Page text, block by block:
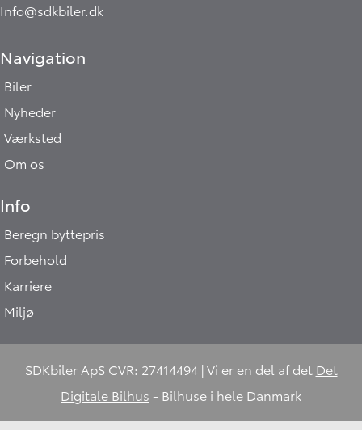
Info@sdkbiler.dk
Navigation
Biler
Nyheder
Værksted
Om os
Info
Beregn byttepris
Forbehold
Karriere
Miljø
SDKbiler ApS CVR: 27414494 | Vi er en del af det Det
Digitale Bilhus - Bilhuse i hele Danmark